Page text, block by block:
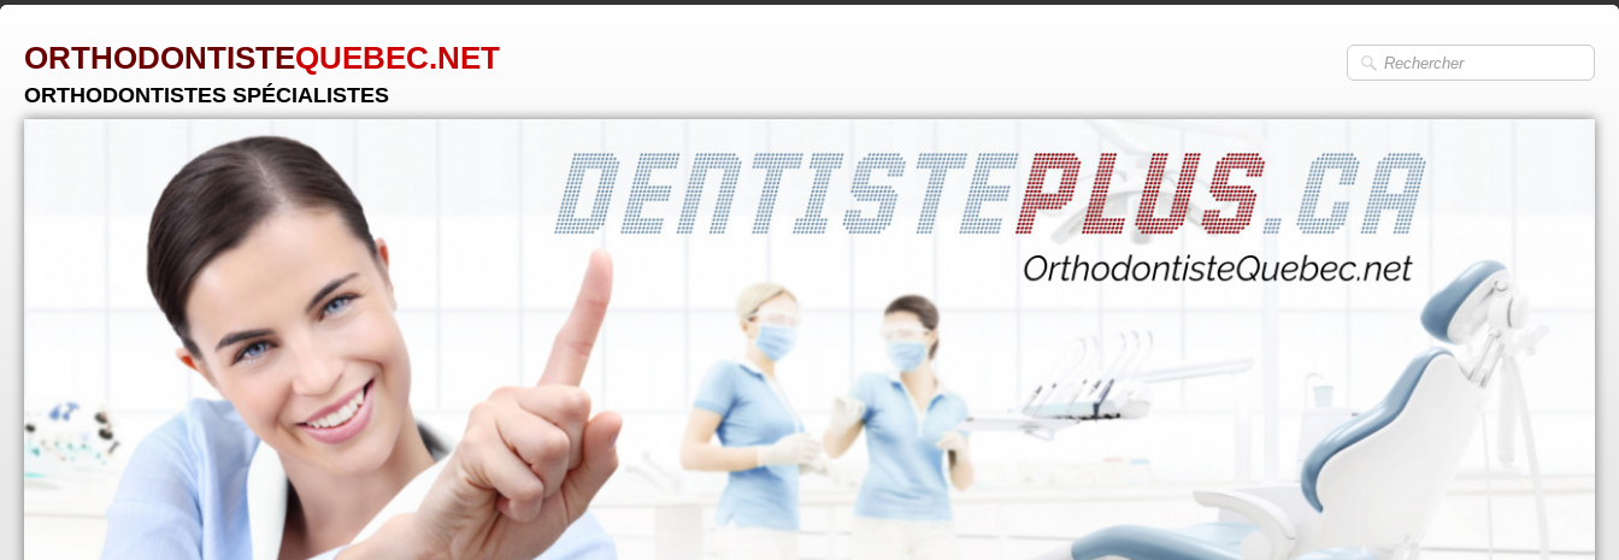
ORTHODONTISTEQUEBEC.NET
ORTHODONTISTES SPÉCIALISTES